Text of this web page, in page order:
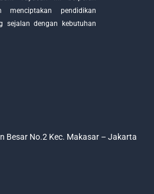
menciptakan pendidikan
sejalan dengan kebutuhan
Besar No.2 Kec. Makasar – Jakarta